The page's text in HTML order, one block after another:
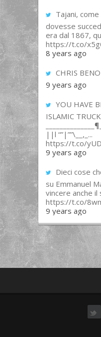
Tajani,
dovesse
era dal 1867,
https://t.co/
8 years ago
CHRIS
9 years ago
YOU HAVE
ISLAMIC
||l “”|””\__,_...
https://t.co/
9 years ago
Dieci cose
su Emmanuel
vincere anche il
https://t.co/
9 years ago